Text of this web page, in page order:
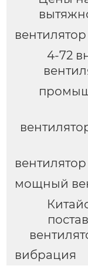
4-72
мощный
вибрация